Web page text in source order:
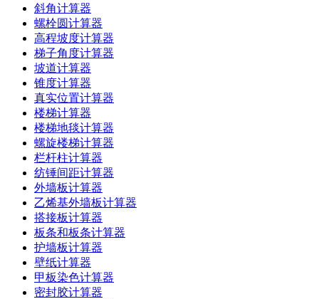
斜角计算器
螺栓圆计算器
高程坡度计算器
梯子角度计算器
坡道计算器
锥度计算器
真实位置计算器
楼梯计算器
楼梯地毯计算器
螺旋楼梯计算器
栏杆柱计算器
纺锤间距计算器
外墙板计算器
乙烯基外墙板计算器
搭接板计算器
板条和板条计算器
护墙板计算器
壁纸计算器
甲板染色计算器
密封胶计算器